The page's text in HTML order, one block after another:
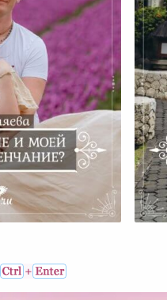
Семье